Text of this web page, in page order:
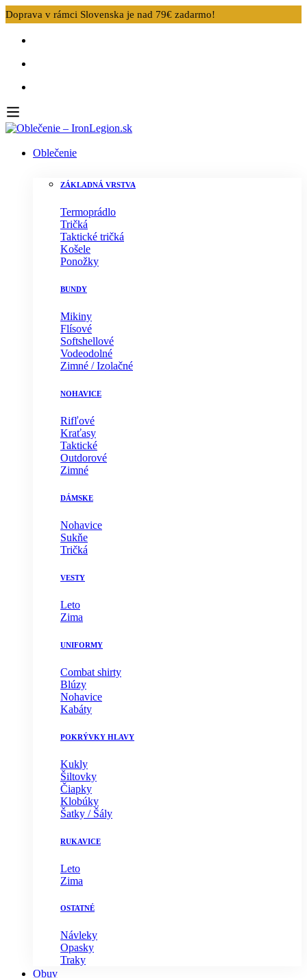
Doprava v rámci Slovenska je nad 79€ zadarmo!
Oblečenie
ZÁKLADNÁ VRSTVA
Termoprádlo
Tričká
Taktické tričká
Košele
Ponožky
BUNDY
Mikiny
Flísové
Softshellové
Vodeodolné
Zimné / Izolačné
NOHAVICE
Rifľové
Kraťasy
Taktické
Outdorové
Zimné
DÁMSKE
Nohavice
Sukňe
Tričká
VESTY
Leto
Zima
UNIFORMY
Combat shirty
Blúzy
Nohavice
Kabáty
POKRÝVKY HLAVY
Kukly
Šiltovky
Čiapky
Klobúky
Šatky / Šály
RUKAVICE
Leto
Zima
OSTATNÉ
Návleky
Opasky
Traky
Obuv